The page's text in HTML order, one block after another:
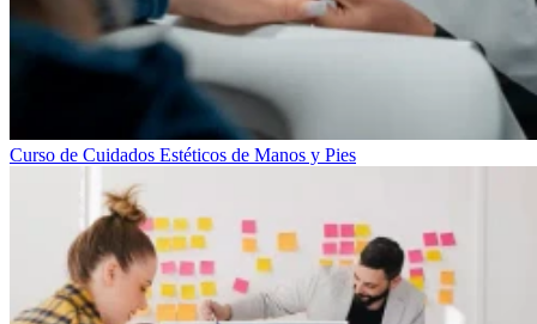
Curso de Cuidados Estéticos de Manos y Pies